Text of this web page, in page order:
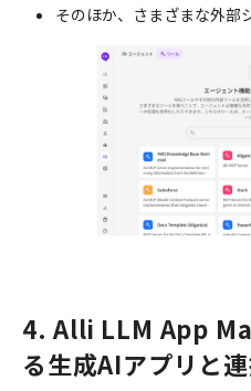
そのほか、さまざまな外部
4. Alli LLM App
る生成AIアプリと